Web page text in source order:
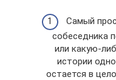
Самый
собеседника
или какую-
истории
остается в